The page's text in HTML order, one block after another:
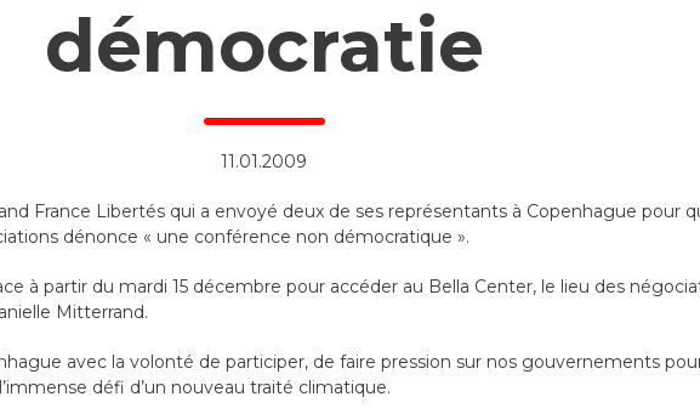
démocratie
11.01.2009
France Libertés qui a envoyé deux de ses représentants à Copenhague pour
dénonce « une conférence non démocratique ».
à partir du mardi 15 décembre pour accéder au Bella Center, le lieu des
Mitterrand.
avec la volonté de participer, de faire pression sur nos gouvernements
défi d’un nouveau traité climatique.